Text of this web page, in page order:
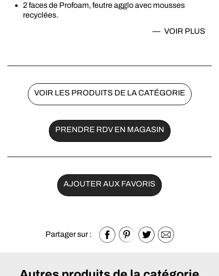
2 faces de Profoam, feutre agglo avec mousses
recyclées.
Confort Climsoft densité 36 kg/m3 – 8 cm.
1 face Windmax noir.
Tête de lit, sommier et pieds en option.
Belle literie Excellence.
Garantie 7 ans.
VOIR PLUS
VOIR LES PRODUITS DE LA CATÉGORIE
PRENDRE RDV EN MAGASIN
AJOUTER AUX FAVORIS
Partager sur :